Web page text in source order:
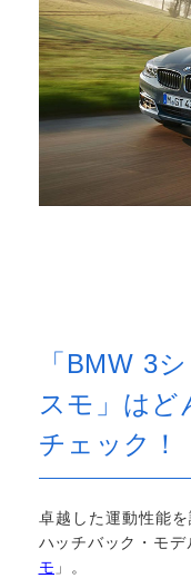
「BMW 3
スモ」はど
チェック！
卓越した運動性能
ハッチバック・モデ
モ 」。